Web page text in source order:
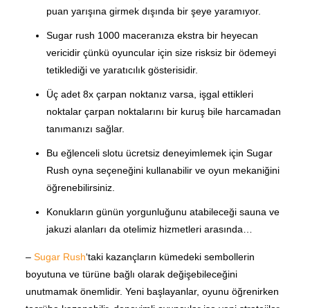
puan yarışına girmek dışında bir şeye yaramıyor.
Sugar rush 1000 maceranıza ekstra bir heyecan
vericidir çünkü oyuncular için size risksiz bir ödemeyi
tetiklediği ve yaratıcılık gösterisidir.
Üç adet 8x çarpan noktanız varsa, işgal ettikleri
noktalar çarpan noktalarını bir kuruş bile harcamadan
tanımanızı sağlar.
Bu eğlenceli slotu ücretsiz deneyimlemek için Sugar
Rush oyna seçeneğini kullanabilir ve oyun mekaniğini
öğrenebilirsiniz.
Konukların günün yorgunluğunu atabileceği sauna ve
jakuzi alanları da otelimiz hizmetleri arasında…
– Sugar Rush‘taki kazançların kümedeki sembollerin
boyutuna ve türüne bağlı olarak değişebileceğini
unutmamak önemlidir. Yeni başlayanlar, oyunu öğrenirken